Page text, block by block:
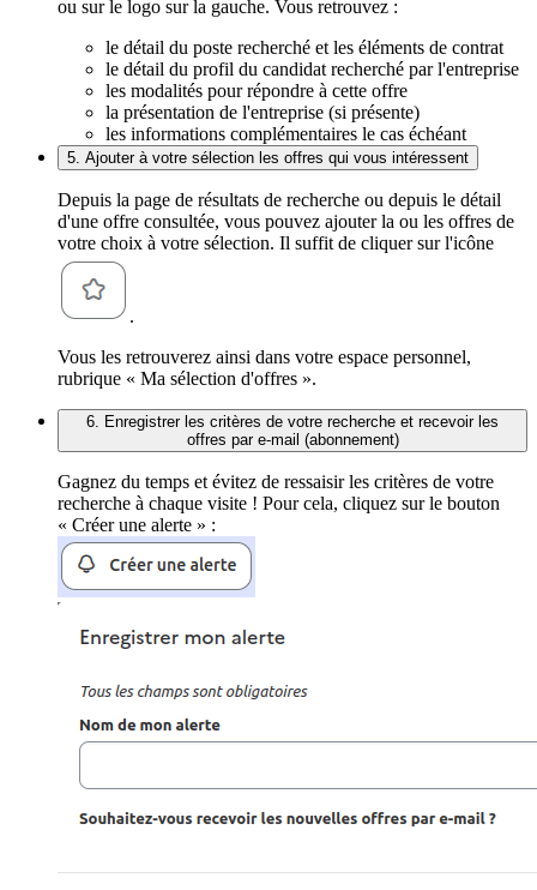
ou sur le logo sur la gauche. Vous retrouvez :
le détail du poste recherché et les éléments de contrat
le détail du profil du candidat recherché par l'entreprise
les modalités pour répondre à cette offre
la présentation de l'entreprise (si présente)
les informations complémentaires le cas échéant
5. Ajouter à votre sélection les offres qui vous intéressent
Depuis la page de résultats de recherche ou depuis le détail
d'une offre consultée, vous pouvez ajouter la ou les offres de
votre choix à votre sélection. Il suffit de cliquer sur l'icône
.
Vous les retrouverez ainsi dans votre espace personnel,
rubrique « Ma sélection d'offres ».
6. Enregistrer les critères de votre recherche et recevoir les
offres par e-mail (abonnement)
Gagnez du temps et évitez de ressaisir les critères de votre
recherche à chaque visite ! Pour cela, cliquez sur le bouton
« Créer une alerte » :